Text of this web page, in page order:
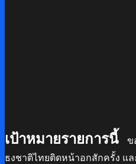
เป้าหมายรายการนี้
ข
ธงชาติไทยติดหน้าอกสักครั้ง แ